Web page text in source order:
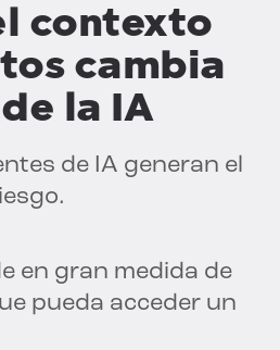
contexto
cambia
la IA
de IA generan el
en gran medida de
pueda acceder un